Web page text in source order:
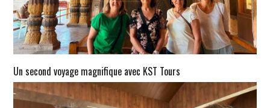
Un second voyage magnifique avec KST Tours